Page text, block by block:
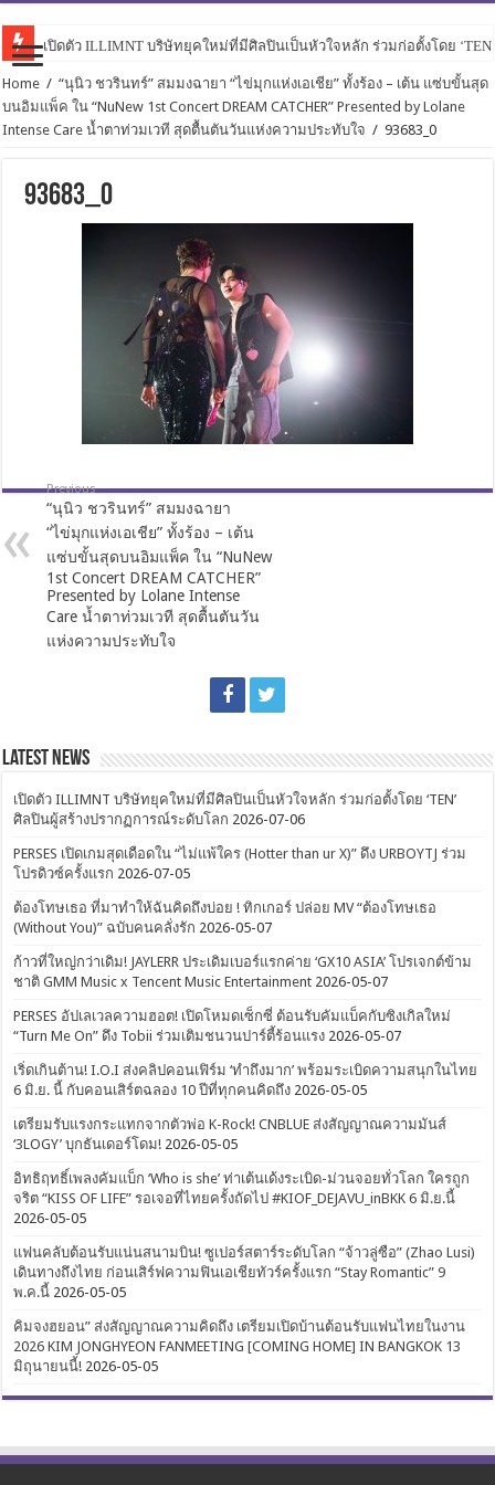
เปิดตัว ILLIMNT บริษัทยุคใหม่ที่มีศิลปินเป็นหัวใจหลัก ร่วมก่อตั้งโดย
Home / “นุนิว ชวรินทร์” สมมงฉายา “ไข่มุกแห่งเอเชีย” ทั้งร้อง – เต้น แซ่บขั้นสุด
บนอิมแพ็ค ใน “NuNew 1st Concert DREAM CATCHER” Presented by Lolane
Intense Care น้ำตาท่วมเวที สุดตื้นตันวันแห่งความประทับใจ / 93683_0
93683_0
Previous
“นุนิว ชวรินทร์” สมมงฉายา
“ไข่มุกแห่งเอเชีย” ทั้งร้อง – เต้น
แซ่บขั้นสุดบนอิมแพ็ค ใน “NuNew
1st Concert DREAM CATCHER”
Presented by Lolane Intense
Care น้ำตาท่วมเวที สุดตื้นตันวัน
แห่งความประทับใจ
Latest News
เปิดตัว ILLIMNT บริษัทยุคใหม่ที่มีศิลปินเป็นหัวใจหลัก ร่วมก่อตั้งโดย ‘TEN’
ศิลปินผู้สร้างปรากฏการณ์ระดับโลก 2026-07-06
PERSES เปิดเกมสุดเดือดใน “ไม่แพ้ใคร (Hotter than ur X)” ดึง URBOYTJ ร่วม
โปรดิวซ์ครั้งแรก 2026-07-05
ต้องโทษเธอ ที่มาทำให้ฉันคิดถึงบ่อย ! ทิกเกอร์ ปล่อย MV “ต้องโทษเธอ
(Without You)” ฉบับคนคลั่งรัก 2026-05-07
ก้าวที่ใหญ่กว่าเดิม! JAYLERR ประเดิมเบอร์แรกค่าย ‘GX10 ASIA’ โปรเจกต์ข้าม
ชาติ GMM Music x Tencent Music Entertainment 2026-05-07
PERSES อัปเลเวลความฮอต! เปิดโหมดเซ็กซี่ ต้อนรับคัมแบ็คกับซิงเกิลใหม่
“Turn Me On” ดึง Tobii ร่วมเติมชนวนปาร์ตี้ร้อนแรง 2026-05-07
เริ่ดเกินต้าน! I.O.I ส่งคลิปคอนเฟิร์ม ‘ทำถึงมาก’ พร้อมระเบิดความสนุกในไทย
6 มิ.ย. นี้ กับคอนเสิร์ตฉลอง 10 ปีที่ทุกคนคิดถึง 2026-05-05
เตรียมรับแรงกระแทกจากตัวพ่อ K-Rock! CNBLUE ส่งสัญญาณความมันส์
‘3LOGY’ บุกธันเดอร์โดม! 2026-05-05
อิทธิฤทธิ์เพลงคัมแบ็ก ‘Who is she’ ท่าเต้นเด้งระเบิด-ม่วนจอยทั่วโลก ใครถูก
จริต “KISS OF LIFE” รอเจอที่ไทยครั้งถัดไป #KIOF_DEJAVU_inBKK 6 มิ.ย.นี้
2026-05-05
แฟนคลับต้อนรับแน่นสนามบิน! ซูเปอร์สตาร์ระดับโลก “จ้าวลู่ซือ” (Zhao Lusi)
เดินทางถึงไทย ก่อนเสิร์ฟความฟินเอเชียทัวร์ครั้งแรก “Stay Romantic” 9
พ.ค.นี้ 2026-05-05
คิมจงฮยอน” ส่งสัญญาณความคิดถึง เตรียมเปิดบ้านต้อนรับแฟนไทยในงาน
2026 KIM JONGHYEON FANMEETING [COMING HOME] IN BANGKOK 13
มิถุนายนนี้! 2026-05-05